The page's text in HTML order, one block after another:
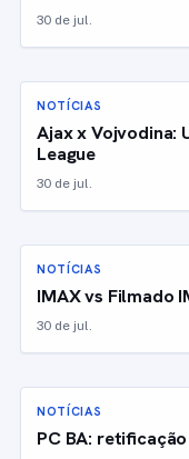
30 de jul.
NOTÍCIAS
Ajax x Vojvodina:
League
30 de jul.
NOTÍCIAS
IMAX vs Filmado
30 de jul.
NOTÍCIAS
PC BA: